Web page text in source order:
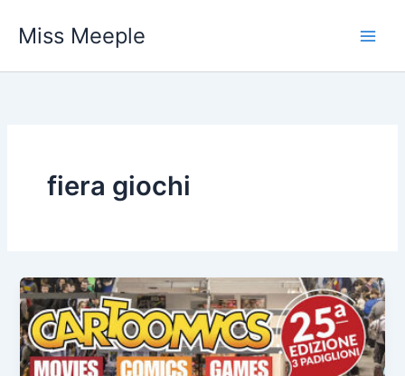
Miss Meeple
fiera giochi